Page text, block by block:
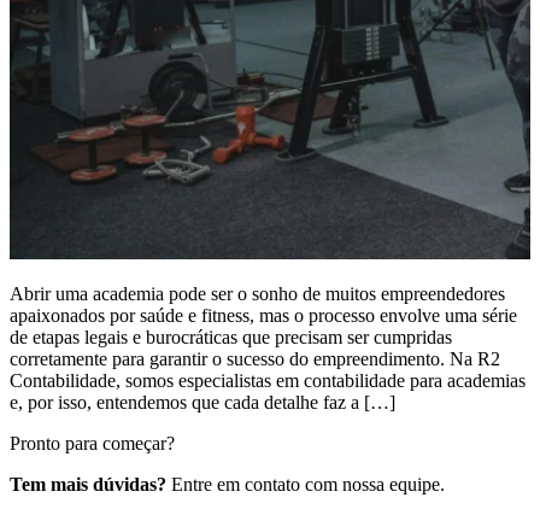
Abrir uma academia pode ser o sonho de muitos empreendedores
apaixonados por saúde e fitness, mas o processo envolve uma série
de etapas legais e burocráticas que precisam ser cumpridas
corretamente para garantir o sucesso do empreendimento. Na R2
Contabilidade, somos especialistas em contabilidade para academias
e, por isso, entendemos que cada detalhe faz a […]
Pronto para começar?
Tem mais dúvidas? Entre em contato com nossa equipe.